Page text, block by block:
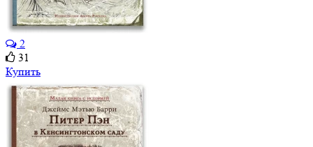
2
31
Купить